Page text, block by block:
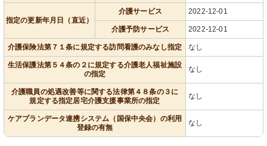
指定の更新年月日（直近）
介護サービス 2022-12-01
介護予防サービス 2022-12-01
介護保険法第７１条に規定する訪問看護のみなし指定 なし
生活保護法第５４条の２に規定する介護老人福祉施設
の指定
なし
介護職員の処遇改善等に関する法律第４８条の３に
規定する指定居宅介護支援事業所の指定
なし
ケアプランデータ連携システム（国保中央会）の利用
登録の有無
なし